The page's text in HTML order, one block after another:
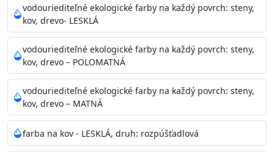
nemocnice, pôrodnice, operačné
sály, potravinárske priestory, detské izby, školy,
škôlky, telocvične, a samozrejme je
vhodná aj do bežných priestorov. Je plne umývateľná
(trieda 2 podľa EN 13300) pri
zachovaní priedušnosti vodných pár z natretých
povrchov. Má vynikajúcu kryciu schopnosť,
vysokú výdatnosť a výborný rozliv. Je možné ju tónovať v
bohatej škále odtieňov.
vodouriediteľné ekologické farby na každý povrch: steny,
kov, drevo- LESKLÁ
vodouriediteľné ekologické farby na každý povrch: steny,
kov, drevo – POLOMATNÁ
vodouriediteľné ekologické farby na každý povrch: steny,
kov, drevo – MATNÁ
farba na kov - LESKLÁ, druh: rozpúšťadlová